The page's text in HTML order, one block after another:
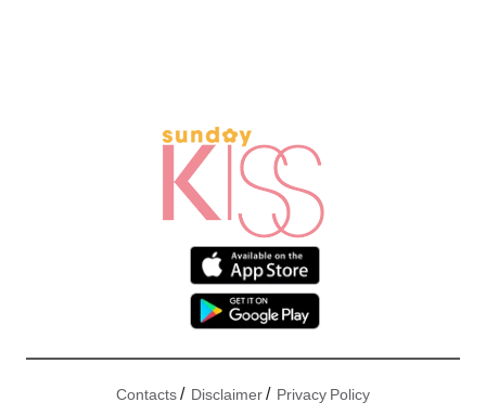
Contacts/ Disclaimer/ Privacy Policy